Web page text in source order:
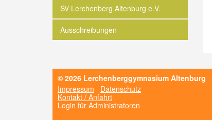
SV Lerchenberg Altenburg e.V.
Ausschreibungen
© 2026 Lerchenberggymnasium Altenburg
Impressum
Datenschutz
Kontakt / Anfahrt
Login für Administratoren